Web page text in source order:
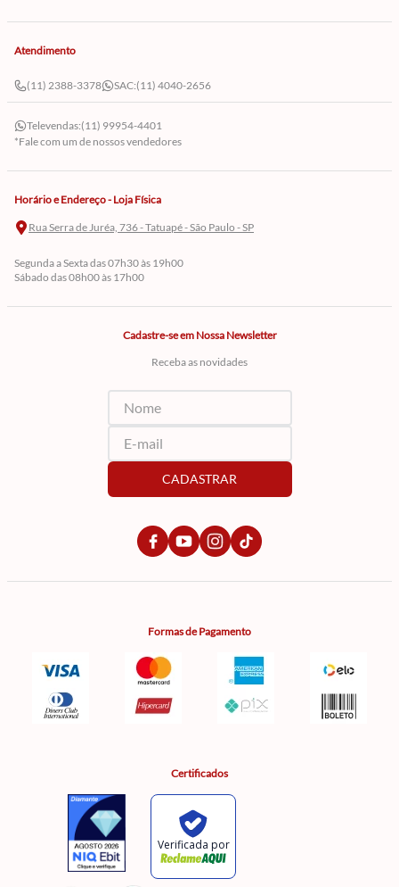
Atendimento
(11) 2388-3378 SAC:(11) 4040-2656
Televendas:(11) 99954-4401
*Fale com um de nossos vendedores
Horário e Endereço - Loja Física
Rua Serra de Juréa, 736 - Tatuapé - São Paulo - SP
Segunda a Sexta das 07h30 às 19h00
Sábado das 08h00 às 17h00
Cadastre-se em Nossa Newsletter
Receba as novidades
CADASTRAR
Formas de Pagamento
Certificados